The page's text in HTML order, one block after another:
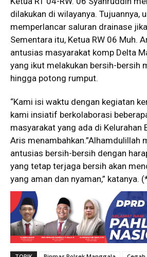
dilakukan di wilayanya. Tujuannya,
memperlancar saluran drainase
Sementara itu, Ketua RW 06 Muh.
antusias masyarakat komp Delta
yang ikut melakukan bersih-bersih
hingga potong rumput.
“Kami isi waktu dengan kegiatan
kami insiatif berkolaborasi
masyarakat yang ada di Kelurahan
Aris menambahkan.”Alhamdulillah
antusias bersih-bersih dengan
yang tetap terjaga bersih akan
yang aman dan nyaman,” katanya.